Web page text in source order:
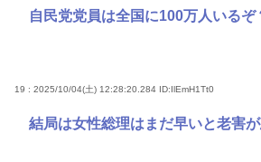
自民党党員は全国に100万人いるぞ
19 : 2025/10/04(土) 12:28:20.284 ID:IlEmH1Tt0
結局は女性総理はまだ早いと老害